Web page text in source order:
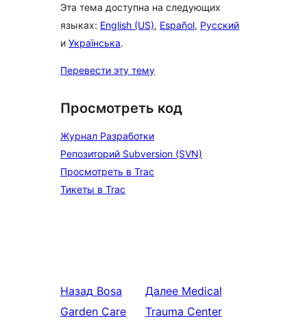
Эта тема доступна на следующих
языках: English (US), Español, Русский
и Українська.
Перевести эту тему
Просмотреть код
Журнал Разработки
Репозиторий Subversion (SVN)
Просмотреть в Trac
Тикеты в Trac
Назад Bosa
Garden Care
Далее Medical
Trauma Center